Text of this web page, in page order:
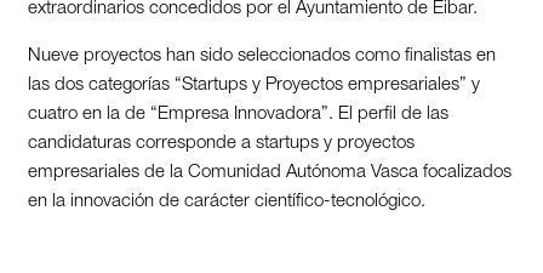
extraordinarios concedidos por el Ayuntamiento de Eibar.
Nueve proyectos han sido seleccionados como finalistas en
las dos categorías “Startups y Proyectos empresariales” y
cuatro en la de “Empresa Innovadora”. El perfil de las
candidaturas corresponde a startups y proyectos
empresariales de la Comunidad Autónoma Vasca focalizados
en la innovación de carácter científico-tecnológico.